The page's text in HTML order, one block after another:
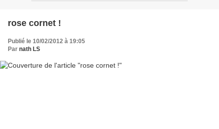
rose cornet !
Publié le 10/02/2012 à 19:05
Par nath LS